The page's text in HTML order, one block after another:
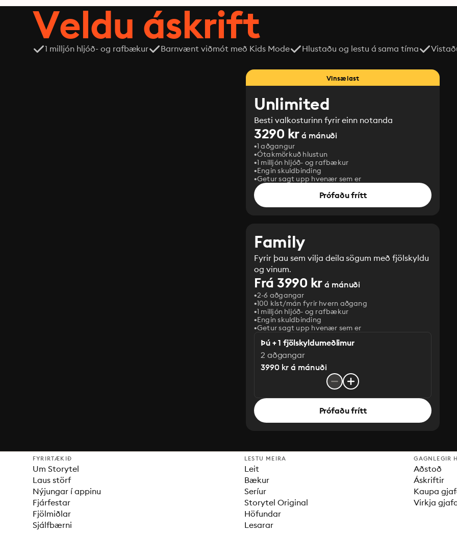
Veldu áskrift
1 milljón hljóð- og rafbækur Barnvænt viðmót með Kids Mode Hlustaðu og lestu á sama tíma
Vinsælast
Unlimited
Besti valkosturinn fyrir einn notanda
3290 kr á mánuði
1 aðgangur
Ótakmörkuð hlustun
1 milljón hljóð- og rafbækur
Engin skuldbinding
Getur sagt upp hvenær sem er
Prófaðu frítt
Family
Fyrir þau sem vilja deila sögum með fjölskyldu
og vinum.
Frá 3990 kr á mánuði
2-6 aðgangar
100 klst/mán fyrir hvern aðgang
1 milljón hljóð- og rafbækur
‎Engin skuldbinding
Getur sagt upp hvenær sem er
Þú + 1 fjölskyldumeðlimur
2 aðgangar
3990 kr á mánuði
Prófaðu frítt
FYRIRTÆKIÐ
Um Storytel
Laus störf
Nýjungar í appinu
Fjárfestar
Fjölmiðlar
Sjálfbærni
LESTU MEIRA
Leit
Bækur
Seríur
Storytel Original
Höfundar
Lesarar
GAGNLEGIR
Aðstoð
Áskriftir
Kaupa
Virkja